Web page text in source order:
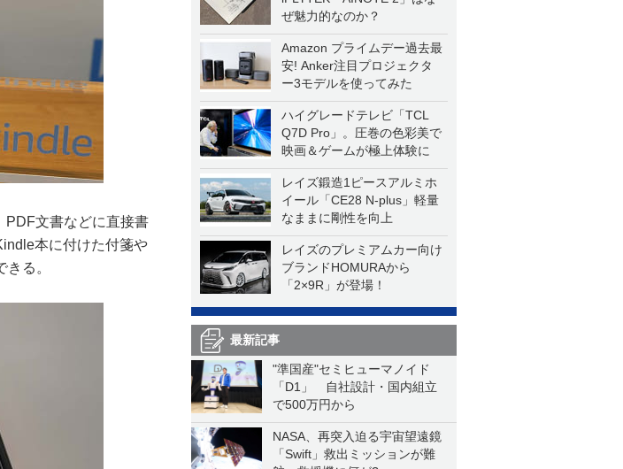
ぜ魅力的なのか？
Amazon プライムデー過去最
安! Anker注目プロジェクタ
ー3モデルを使ってみた
ハイグレードテレビ「TCL
Q7D Pro」。圧巻の色彩美で
映画＆ゲームが極上体験に
レイズ鍛造1ピースアルミホ
イール「CE28 N-plus」軽量
なままに剛性を向上
レイズのプレミアムカー向け
ブランドHOMURAから
「2×9R」が登場！
最新記事
"準国産"セミヒューマノイド
「D1」 自社設計・国内組立
で500万円から
NASA、再突入迫る宇宙望遠鏡
「Swift」救出ミッションが難
PDF文書などに直接書
本に付けた付箋や
る。